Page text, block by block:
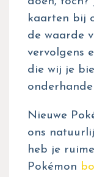
kaarten bij
de waarde
vervolgens
die wij je
Nieuwe
ons
heb je
Pokémon